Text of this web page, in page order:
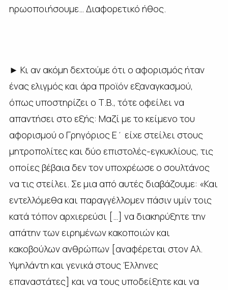
ηρωοποιήσουμε… Διαφορετικό ήθος.
► Κι αν ακόμη δεχτούμε ότι ο αφορισμός ήταν
ένας ελιγμός και άρα προϊόν εξαναγκασμού,
όπως υποστηρίζει ο Τ.Β., τότε οφείλει να
απαντήσει στο εξής: Μαζί με το κείμενο του
αφορισμού ο Γρηγόριος Ε΄ είχε στείλει στους
μητροπολίτες και δύο επιστολές-εγκυκλίους, τις
οποίες βέβαια δεν τον υποχρέωσε ο σουλτάνος
να τις στείλει. Σε μια από αυτές διαβάζουμε: «Και
εντελλόμεθα και παραγγέλλομεν πάσιν υμίν τοις
κατά τόπον αρχιερεύσι […] να διακηρύξητε την
απάτην των ειρημένων κακοποιών και
κακοβούλων ανθρώπων [αναφέρεται στον Αλ.
Υψηλάντη και γενικά στους Έλληνες
επαναστάτες] και να τους υποδείξητε και να